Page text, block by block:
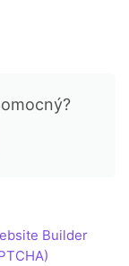
Builder